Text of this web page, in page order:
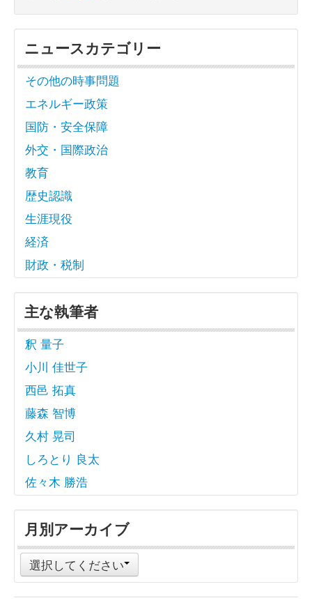
ニュースカテゴリー
その他の時事問題
エネルギー政策
国防・安全保障
外交・国際政治
教育
歴史認識
生涯現役
経済
財政・税制
主な執筆者
釈 量子
小川 佳世子
西邑 拓真
藤森 智博
久村 晃司
しろとり 良太
佐々木 勝浩
月別アーカイブ
選択してください